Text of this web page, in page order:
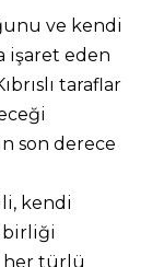
ve kendi
işaret eden
taraflar
son derece
kendi
birliği
her türlü